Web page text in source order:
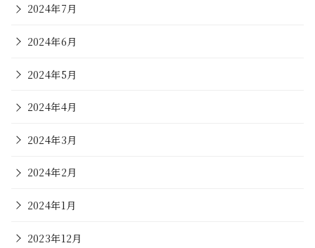
2024年7月
2024年6月
2024年5月
2024年4月
2024年3月
2024年2月
2024年1月
2023年12月